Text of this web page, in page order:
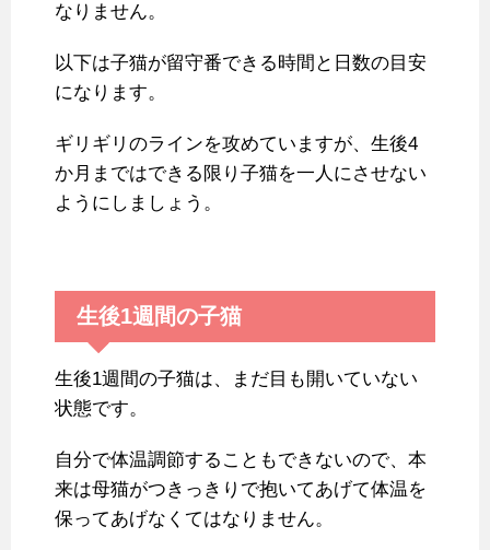
なりません。
以下は子猫が留守番できる時間と日数の目安
になります。
ギリギリのラインを攻めていますが、生後4
か月まではできる限り子猫を一人にさせない
ようにしましょう。
生後1週間の子猫
生後1週間の子猫は、まだ目も開いていない
状態です。
自分で体温調節することもできないので、本
来は母猫がつきっきりで抱いてあげて体温を
保ってあげなくてはなりません。